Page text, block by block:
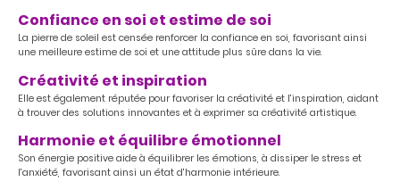
Confiance en soi et estime de soi
La pierre de soleil est censée renforcer la confiance en soi, favorisant ainsi
une meilleure estime de soi et une attitude plus sûre dans la vie.
Créativité et inspiration
Elle est également réputée pour favoriser la créativité et l'inspiration, aidant
à trouver des solutions innovantes et à exprimer sa créativité artistique.
Harmonie et équilibre émotionnel
Son énergie positive aide à équilibrer les émotions, à dissiper le stress et
l'anxiété, favorisant ainsi un état d'harmonie intérieure.